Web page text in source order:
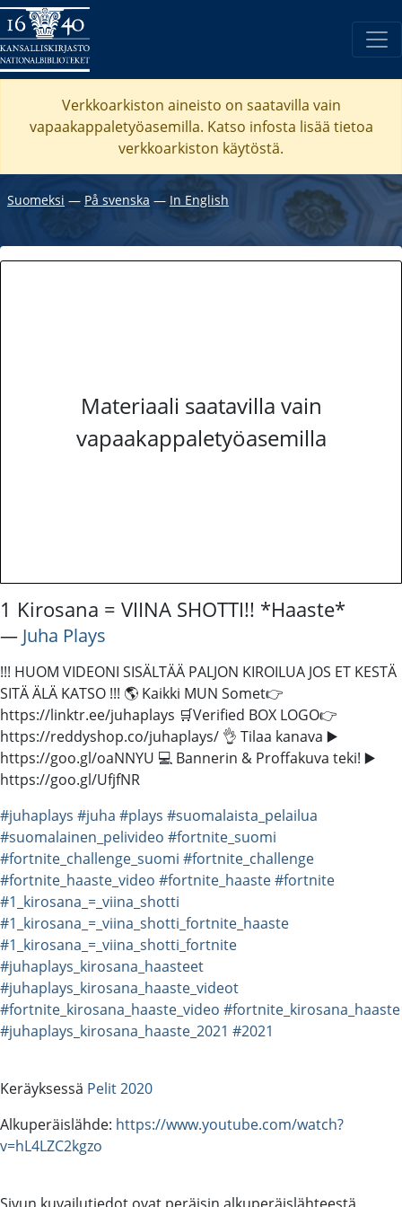
Verkkoarkiston aineisto on saatavilla vain
vapaakappaletyöasemilla. Katso infosta lisää tietoa
verkkoarkiston käytöstä.
Suomeksi ― På svenska ― In English
Materiaali saatavilla vain
vapaakappaletyöasemilla
1 Kirosana = VIINA SHOTTI!! *Haaste*
― Juha Plays
!!! HUOM VIDEONI SISÄLTÄÄ PALJON KIROILUA JOS ET KESTÄ
SITÄ ÄLÄ KATSO !!! 🌎 Kaikki MUN Somet👉
https://linktr.ee/juhaplays 🛒Verified BOX LOGO👉
https://reddyshop.co/juhaplays/ 👌 Tilaa kanava ▶️
https://goo.gl/oaNNYU 💻 Bannerin & Proffakuva teki! ▶️
https://goo.gl/UfjfNR
#juhaplays #juha #plays #suomalaista_pelailua
#suomalainen_pelivideo #fortnite_suomi
#fortnite_challenge_suomi #fortnite_challenge
#fortnite_haaste_video #fortnite_haaste#fortnite
#1_kirosana_=_viina_shotti
#1_kirosana_=_viina_shotti_fortnite_haaste
#1_kirosana_=_viina_shotti_fortnite
#juhaplays_kirosana_haasteet
#juhaplays_kirosana_haaste_videot
#fortnite_kirosana_haaste_video #fortnite_kirosana_haaste
#juhaplays_kirosana_haaste_2021 #2021
Keräyksessä Pelit 2020
Alkuperäislähde: https://www.youtube.com/watch?
v=hL4LZC2kgzo